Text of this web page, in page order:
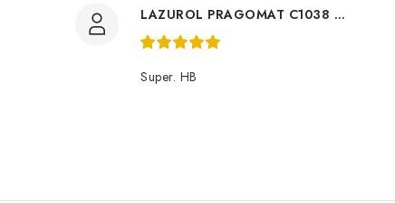
LAZUROL PRAGOMAT C1038 0,75l
Super. HB